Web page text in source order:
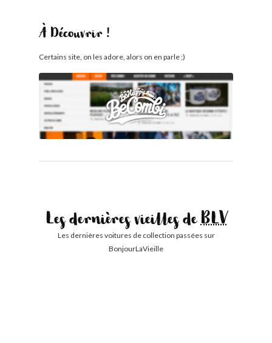
À Découvrir !
Certains site, on les adore, alors on en parle ;)
Les dernières vieilles deBLV
Les dernières voitures de collection passées sur
BonjourLaVieille